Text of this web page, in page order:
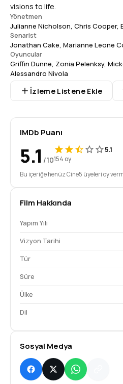
visions to life.
Yönetmen
Julianne Nicholson, Chris Cooper,
Senarist
Jonathan Cake, Marianne Leone
Oyuncular
Griffin Dunne, Zonia Pelenksy,
Alessandro Nivola
İzleme Listene Ekle
IMDb Puanı
5.1 /10
5.1
154 oy
Bu içeriğe henüz Cine5 üyeleri oy
Film Hakkında
Yapım Yılı
Vizyon Tarihi
Tür
Süre
Ülke
Dil
Sosyal Medya